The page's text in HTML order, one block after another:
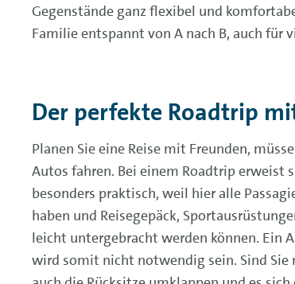
Gegenstände ganz flexibel und
Familie entspannt von A nach B, auch
Der perfekte Roadtrip
Planen Sie eine Reise mit Freunden,
Autos fahren. Bei einem Roadtrip erweist
besonders praktisch, weil hier alle
haben und Reisegepäck,
leicht untergebracht werden können. Ein
wird somit nicht notwendig sein. Sind Sie